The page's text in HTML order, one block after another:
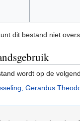
dit bestand niet
wordt op de
Gerardus